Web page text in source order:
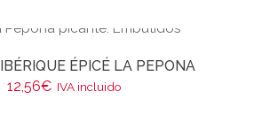
ÉPICÉ LA PEPONA
12,56€ IVA incluido